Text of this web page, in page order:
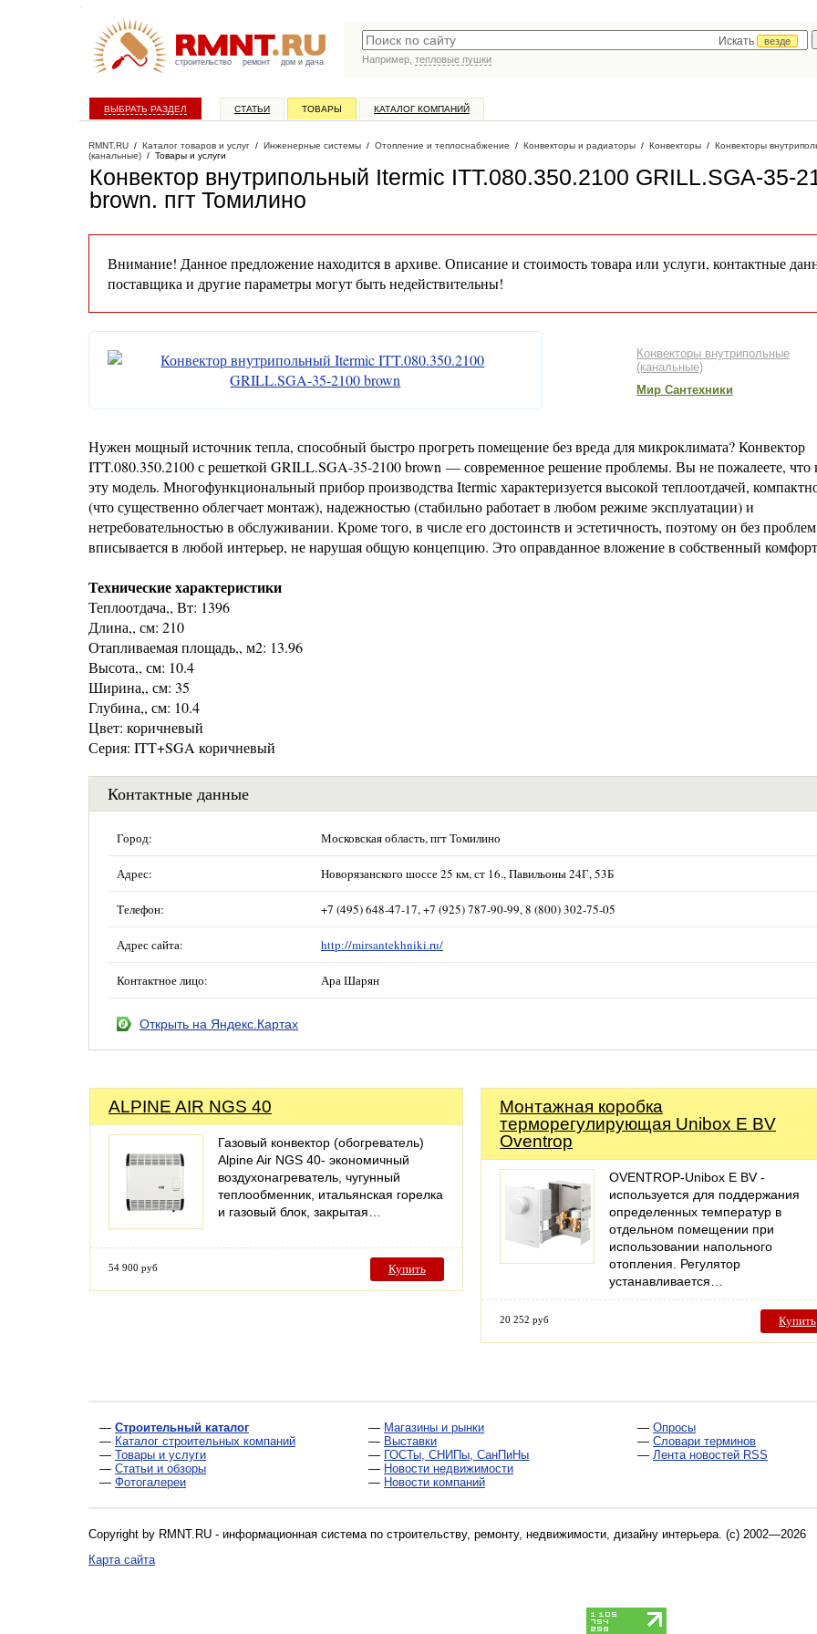
строительство ремонт дом и дача
Искать
везде
Например, тепловые пушки
ВЫБРАТЬ РАЗДЕЛ СТАТЬИ ТОВАРЫ КАТАЛОГ КОМПАНИЙ
RMNT.RU / Каталог товаров и услуг / Инженерные системы / Отопление и теплоснабжение / Конвекторы и радиаторы / Конвекторы / Конвекторы
(канальные) / Товары и услуги
Конвектор внутрипольный Itermic ITT.080.350.2100 GRILL.SGA-35-
brown. пгт Томилино
Внимание! Данное предложение находится в архиве. Описание и стоимость товара или услуги, контактные
поставщика и другие параметры могут быть недействительны!
Конвекторы внутрипольные
(канальные)
Мир Сантехники
Нужен мощный источник тепла, способный быстро прогреть помещение без вреда для микроклимата? Конвектор
ITT.080.350.2100 с решеткой GRILL.SGA-35-2100 brown — современное решение проблемы. Вы не пожалеете, что
эту модель. Многофункциональный прибор производства Itermic характеризуется высокой теплоотдачей,
(что существенно облегчает монтаж), надежностью (стабильно работает в любом режиме эксплуатации) и
нетребовательностью в обслуживании. Кроме того, в числе его достоинств и эстетичность, поэтому он без проблем
вписывается в любой интерьер, не нарушая общую концепцию. Это оправданное вложение в собственный
Технические характеристики
Теплоотдача,, Вт: 1396
Длина,, см: 210
Отапливаемая площадь,, м2: 13.96
Высота,, см: 10.4
Ширина,, см: 35
Глубина,, см: 10.4
Цвет: коричневый
Серия: ITT+SGA коричневый
Контактные данные
Город: Московская область, пгт Томилино
Адрес: Новорязанского шоссе 25 км, ст 16., Павильоны 24Г, 53Б
Телефон: +7 (495) 648-47-17, +7 (925) 787-90-99, 8 (800) 302-75-05
Адрес сайта: http://mirsantekhniki.ru/
Контактное лицо: Ара Шарян
Открыть на Яндекс.Картах
ALPINE AIR NGS 40
Газовый конвектор (обогреватель)
Alpine Air NGS 40- экономичный
воздухонагреватель, чугунный
теплообменник, итальянская горелка
и газовый блок, закрытая…
54 900 руб Купить
Монтажная коробка
терморегулирующая Unibox E BV
Oventrop
OVENTROP-Unibox E BV -
используется для поддержания
определенных температур в
отдельном помещении при
использовании напольного
отопления. Регулятор
устанавливается…
20 252 руб Купить
— Строительный каталог
— Каталог строительных компаний
— Товары и услуги
— Статьи и обзоры
— Фотогалереи
— Магазины и рынки
— Выставки
— ГОСТы, СНИПы, СанПиНы
— Новости недвижимости
— Новости компаний
— Опросы
— Словари терминов
— Лента новостей RSS
Copyright by RMNT.RU - информационная система по строительству, ремонту, недвижимости, дизайну интерьера. (c) 2002—2026
Карта сайта